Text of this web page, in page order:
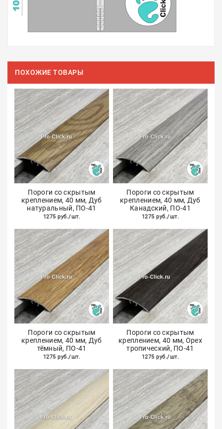
ПОХОЖИЕ ТОВАРЫ
Пороги со скрытым
креплением, 40 мм, Дуб
натуральный, ПО-41
1275 руб./шт.
Пороги со скрытым
креплением, 40 мм, Дуб
Канадский, ПО-41
1275 руб./шт.
Пороги со скрытым
креплением, 40 мм, Дуб
тёмный, ПО-41
1275 руб./шт.
Пороги со скрытым
креплением, 40 мм, Орех
тропический, ПО-41
1275 руб./шт.